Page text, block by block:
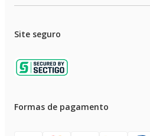
Site seguro
Formas de pagamento